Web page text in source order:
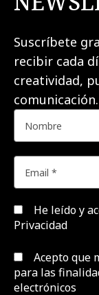
Suscríbete
recibir cada
creatividad,
comunicación.
He leído y
Privacidad
Acepto que
para las
electrónicos